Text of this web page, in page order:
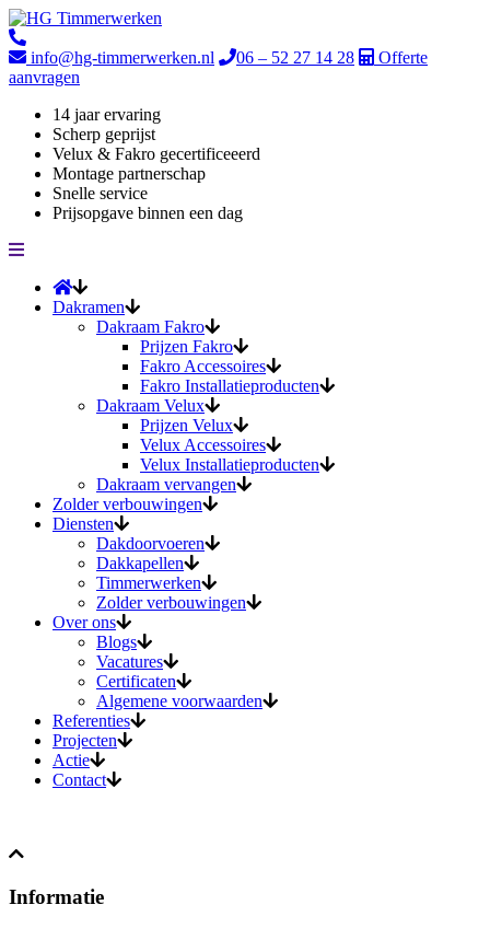
info@hg-timmerwerken.nl 06 – 52 27 14 28
Offerte
aanvragen
14 jaar ervaring
Scherp geprijst
Velux & Fakro gecertificeeerd
Montage partnerschap
Snelle service
Prijsopgave binnen een dag
Dakramen
Dakraam Fakro
Prijzen Fakro
Fakro Accessoires
Fakro Installatieproducten
Dakraam Velux
Prijzen Velux
Velux Accessoires
Velux Installatieproducten
Dakraam vervangen
Zolder verbouwingen
Diensten
Dakdoorvoeren
Dakkapellen
Timmerwerken
Zolder verbouwingen
Over ons
Blogs
Vacatures
Certificaten
Algemene voorwaarden
Referenties
Projecten
Actie
Contact
Informatie